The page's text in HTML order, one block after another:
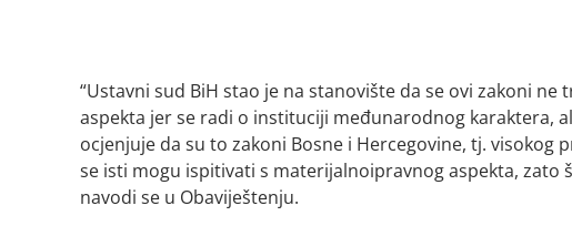
“Ustavni sud BiH stao je na stanovište da se ovi zakoni
aspekta jer se radi o instituciji međunarodnog karaktera,
ocjenjuje da su to zakoni Bosne i Hercegovine, tj. visokog
se isti mogu ispitivati s materijalnoipravnog aspekta, zato
navodi se u Obaviještenju.